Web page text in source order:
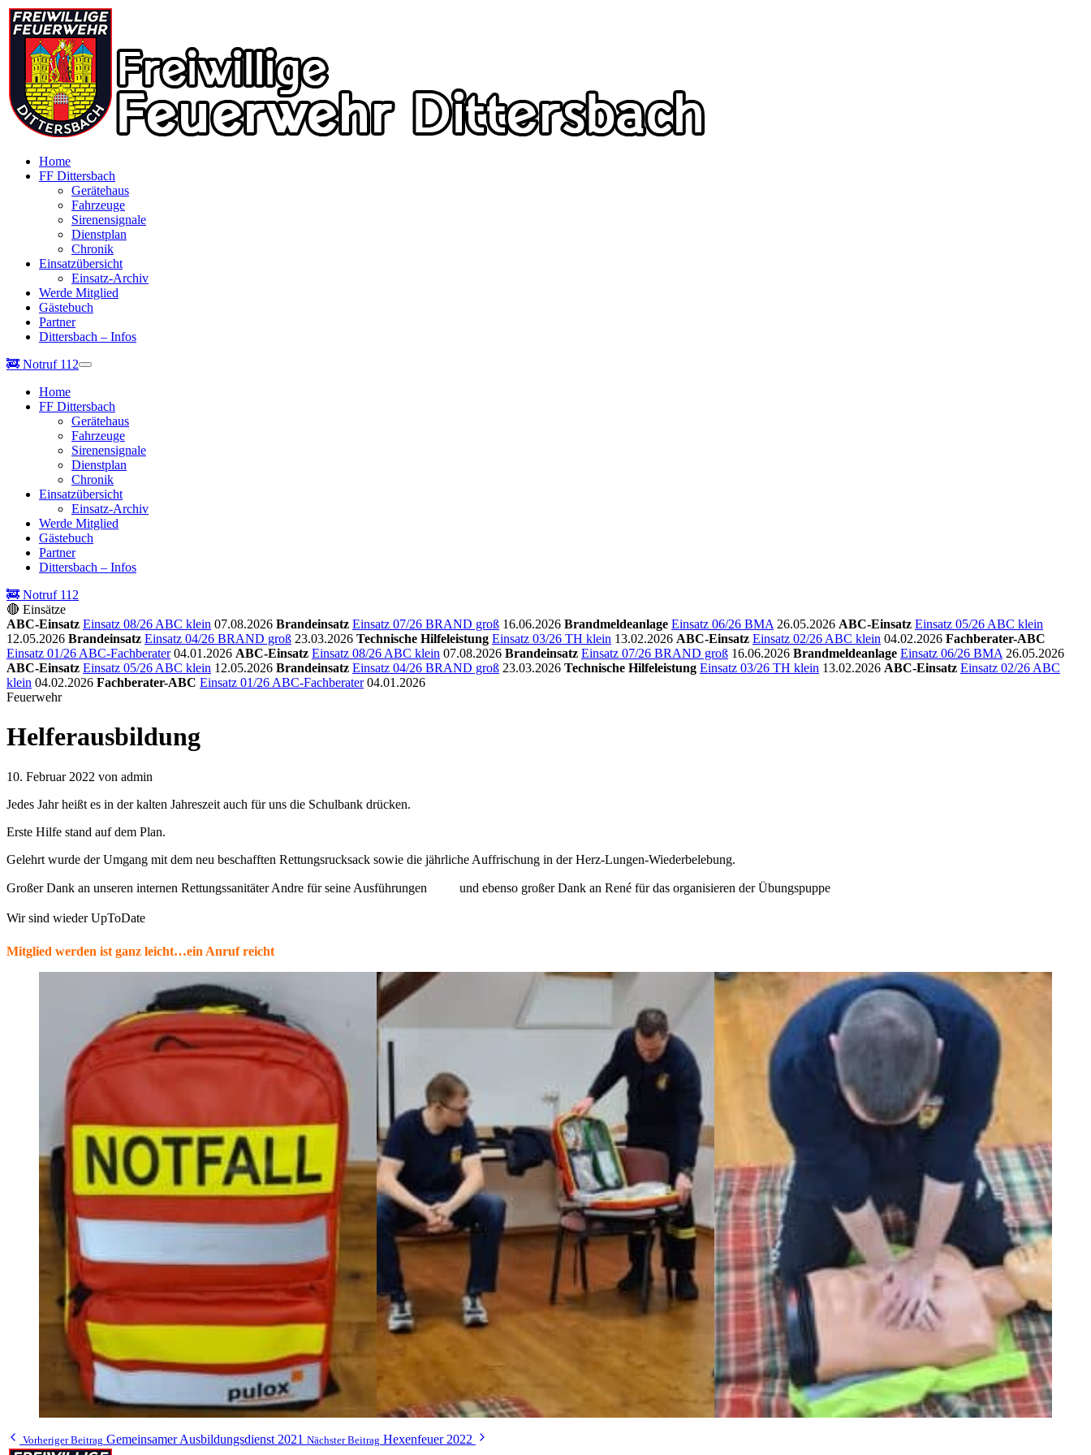
Home
FF Dittersbach
Gerätehaus
Fahrzeuge
Sirenensignale
Dienstplan
Chronik
Einsatzübersicht
Einsatz-Archiv
Werde Mitglied
Gästebuch
Partner
Dittersbach – Infos
🚒 Notruf 112
Home
FF Dittersbach
Gerätehaus
Fahrzeuge
Sirenensignale
Dienstplan
Chronik
Einsatzübersicht
Einsatz-Archiv
Werde Mitglied
Gästebuch
Partner
Dittersbach – Infos
🚒 Notruf 112
🔴 Einsätze
ABC-Einsatz Einsatz 08/26 ABC klein 07.08.2026 Brandeinsatz Einsatz 07/26 BRAND groß 16.06.2026 Brandmeldeanlage Einsatz 06/26 BMA 26.05.2026 ABC-Einsatz Einsatz 05/26 ABC klein
12.05.2026 Brandeinsatz Einsatz 04/26 BRAND groß 23.03.2026 Technische Hilfeleistung Einsatz 03/26 TH klein 13.02.2026 ABC-Einsatz Einsatz 02/26 ABC klein 04.02.2026 Fachberater-ABC
Einsatz 01/26 ABC-Fachberater 04.01.2026 ABC-Einsatz Einsatz 08/26 ABC klein 07.08.2026 Brandeinsatz Einsatz 07/26 BRAND groß 16.06.2026 Brandmeldeanlage Einsatz 06/26 BMA 26.05.2026
ABC-Einsatz Einsatz 05/26 ABC klein 12.05.2026 Brandeinsatz Einsatz 04/26 BRAND groß 23.03.2026 Technische Hilfeleistung Einsatz 03/26 TH klein 13.02.2026 ABC-Einsatz Einsatz 02/26 ABC
klein 04.02.2026 Fachberater-ABC Einsatz 01/26 ABC-Fachberater 04.01.2026
Feuerwehr
Helferausbildung
10. Februar 2022 von admin
Jedes Jahr heißt es in der kalten Jahreszeit auch für uns die Schulbank drücken.
Erste Hilfe stand auf dem Plan.
Gelehrt wurde der Umgang mit dem neu beschafften Rettungsrucksack sowie die jährliche Auffrischung in der Herz-Lungen-Wiederbelebung.
Großer Dank an unseren internen Rettungssanitäter Andre für seine Ausführungen und ebenso großer Dank an René für das organisieren der Übungspuppe
Wir sind wieder UpToDate
Mitglied werden ist ganz leicht…ein Anruf reicht
Vorheriger Beitrag Gemeinsamer Ausbildungsdienst 2021 Nächster Beitrag Hexenfeuer 2022